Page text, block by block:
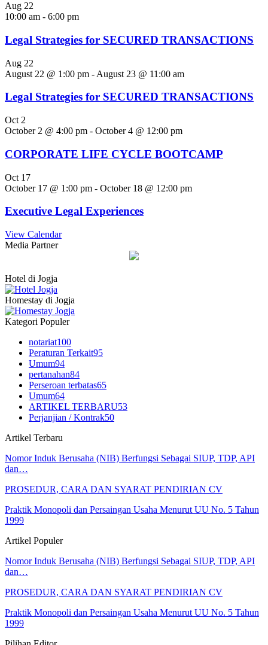
Aug 22
10:00 am - 6:00 pm
Legal Strategies for SECURED TRANSACTIONS
Aug 22
August 22 @ 1:00 pm - August 23 @ 11:00 am
Legal Strategies for SECURED TRANSACTIONS
Oct 2
October 2 @ 4:00 pm - October 4 @ 12:00 pm
CORPORATE LIFE CYCLE BOOTCAMP
Oct 17
October 17 @ 1:00 pm - October 18 @ 12:00 pm
Executive Legal Experiences
View Calendar
Media Partner
Hotel di Jogja
Homestay di Jogja
Kategori Populer
notariat100
Peraturan Terkait95
Umum94
pertanahan84
Perseroan terbatas65
Umum64
ARTIKEL TERBARU53
Perjanjian / Kontrak50
Artikel Terbaru
Nomor Induk Berusaha (NIB) Berfungsi Sebagai SIUP, TDP, API
dan…
PROSEDUR, CARA DAN SYARAT PENDIRIAN CV
Praktik Monopoli dan Persaingan Usaha Menurut UU No. 5 Tahun
1999
Artikel Populer
Nomor Induk Berusaha (NIB) Berfungsi Sebagai SIUP, TDP, API
dan…
PROSEDUR, CARA DAN SYARAT PENDIRIAN CV
Praktik Monopoli dan Persaingan Usaha Menurut UU No. 5 Tahun
1999